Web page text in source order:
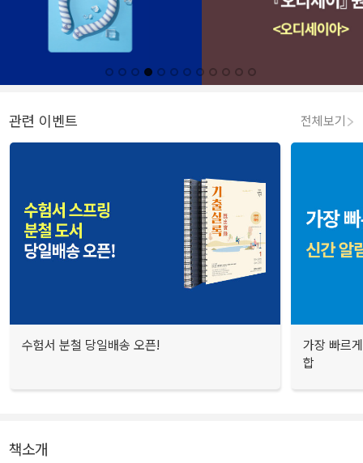
관련 이벤트 전체보기
수험서 분철 당일배송 오픈!
가장 빠르
합
책소개